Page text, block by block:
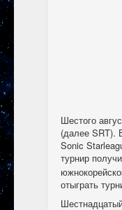
Шестого
(далее SRT).
Sonic
турнир
отыграть